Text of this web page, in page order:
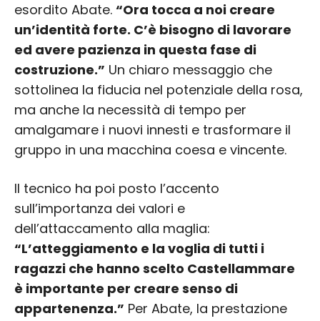
esordito Abate. “Ora tocca a noi creare
un’identità forte. C’è bisogno di lavorare
ed avere pazienza in questa fase di
costruzione.” Un chiaro messaggio che
sottolinea la fiducia nel potenziale della rosa,
ma anche la necessità di tempo per
amalgamare i nuovi innesti e trasformare il
gruppo in una macchina coesa e vincente.
Il tecnico ha poi posto l’accento
sull’importanza dei valori e
dell’attaccamento alla maglia:
“L’atteggiamento e la voglia di tutti i
ragazzi che hanno scelto Castellammare
è importante per creare senso di
appartenenza.” Per Abate, la prestazione